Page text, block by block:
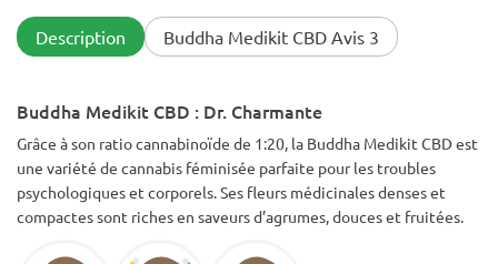
Description Buddha Medikit CBD Avis 3
Buddha Medikit CBD : Dr. Charmante
Grâce à son ratio cannabinoïde de 1:20, la Buddha Medikit CBD est
une variété de cannabis féminisée parfaite pour les troubles
psychologiques et corporels. Ses fleurs médicinales denses et
compactes sont riches en saveurs d’agrumes, douces et fruitées.